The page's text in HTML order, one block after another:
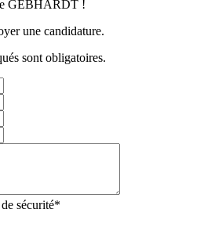
GEBHARDT !
une candidature.
sont obligatoires.
sécurité*